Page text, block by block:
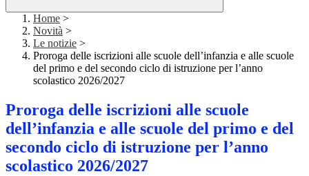
Home >
Novità >
Le notizie >
Proroga delle iscrizioni alle scuole dell’infanzia e alle scuole
del primo e del secondo ciclo di istruzione per l’anno
scolastico 2026/2027
Proroga delle iscrizioni alle scuole
dell’infanzia e alle scuole del primo e del
secondo ciclo di istruzione per l’anno
scolastico 2026/2027